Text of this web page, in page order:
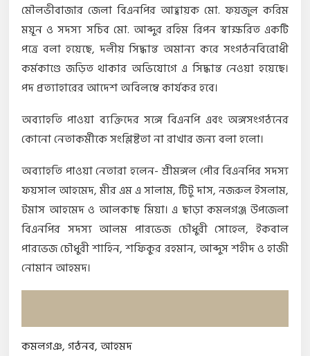
মৌলভীবাজার জেলা বিএনপির আহ্বায়ক মো. ফয়জুল করিম
ময়ূন ও সদস্য সচিব মো. আব্দুর রহিম রিপন স্বাক্ষরিত একটি
পত্রে বলা হয়েছে, দলীয় সিদ্ধান্ত অমান্য করে সংগঠনবিরোধী
কর্মকাণ্ডে জড়িত থাকার অভিযোগে এ সিদ্ধান্ত নেওয়া হয়েছে।
পদ প্রত্যাহারের আদেশ অবিলম্বে কার্যকর হবে।
অব্যাহতি পাওয়া ব্যক্তিদের সঙ্গে বিএনপি এবং অঙ্গসংগঠনের
কোনো নেতাকর্মীকে সংশ্লিষ্টতা না রাখার জন্য বলা হলো।
অব্যাহতি পাওয়া নেতারা হলেন- শ্রীমঙ্গল পৌর বিএনপির সদস্য
ফয়সাল আহমেদ, মীর এম এ সালাম, টিটু দাস, নজরুল ইসলাম,
টমাস আহমেদ ও আলকাছ মিয়া। এ ছাড়া কমলগঞ্জ উপজেলা
বিএনপির সদস্য আলম পারভেজ চৌধুরী সোহেল, ইকবাল
পারভেজ চৌধুরী শাহিন, শফিকুর রহমান, আব্দুস শহীদ ও হাজী
নোমান আহমদ।
কমলগঞ,গঠনব,আহমদ